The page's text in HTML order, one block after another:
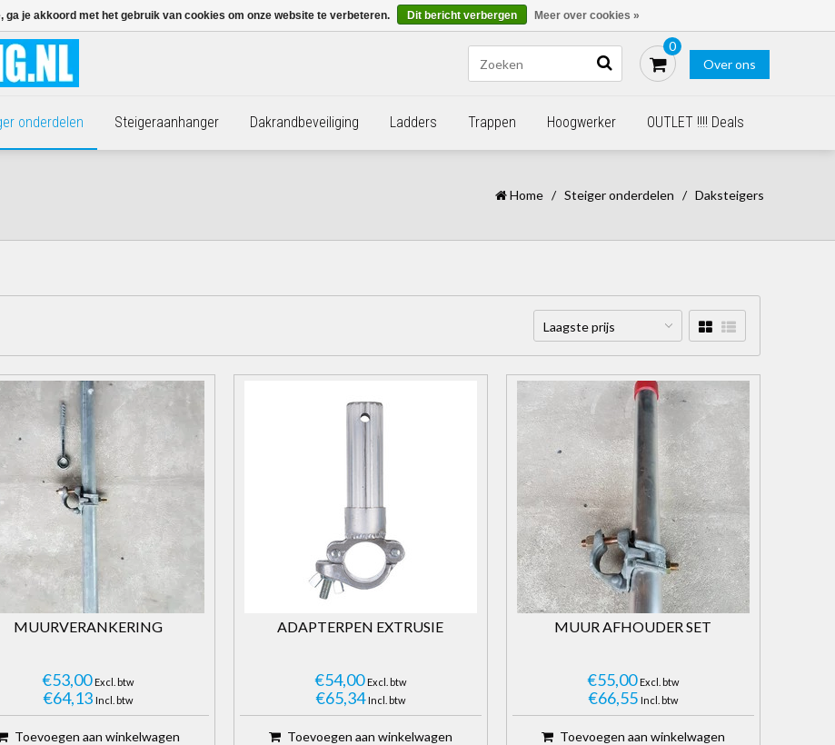
Blogs Bestellen - €0,00
Over ons
0
onderdelen Steigeraanhanger Dakrandbeveiliging Ladders Trappen Hoogwerker OUTLET !!!! Deals
Home / Steiger onderdelen / Daksteigers
Laagste prijs
MUURVERANKERING
€53,00 Excl. btw
€64,13 Incl. btw
Toevoegen aan winkelwagen
ADAPTERPEN EXTRUSIE
€54,00 Excl. btw
€65,34 Incl. btw
Toevoegen aan winkelwagen
MUUR AFHOUDER SET
€55,00 Excl. btw
€66,55 Incl. btw
Toevoegen aan winkelwagen
ga je akkoord met het gebruik van cookies om onze website te verbeteren. Dit bericht verbergen Meer over cookies »